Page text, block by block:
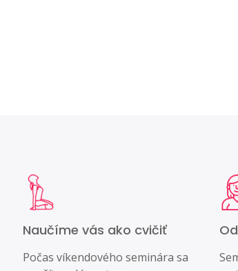
Naučíme vás ako cvičiť
Počas víkendového seminára sa